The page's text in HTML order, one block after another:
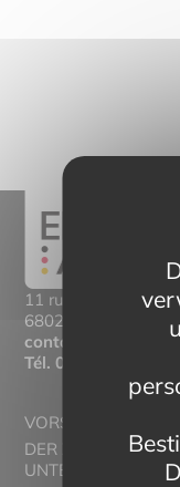
11 rue Mittlerweg,
68025 Colmar
contact@eltern-
Tél. 03 89 20 46 74
VORSTELLUNG
DER
UNTERRICHT